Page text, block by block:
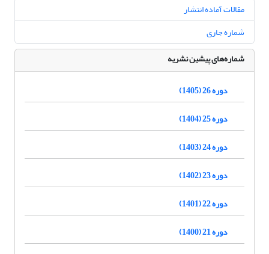
مقالات آماده انتشار
شماره جاری
شماره‌های پیشین نشریه
دوره 26 (1405)
دوره 25 (1404)
دوره 24 (1403)
دوره 23 (1402)
دوره 22 (1401)
دوره 21 (1400)